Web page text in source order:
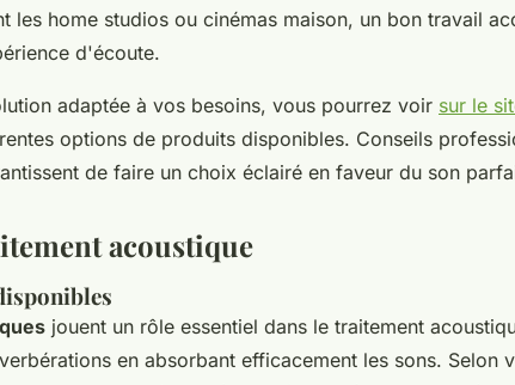
les home studios ou cinémas maison, un bon travail
d'écoute.
adaptée à vos besoins, vous pourrez voir sur le
options de produits disponibles. Conseils
de faire un choix éclairé en faveur du son
acoustique
jouent un rôle essentiel dans le traitement
en absorbant efficacement les sons. Selon